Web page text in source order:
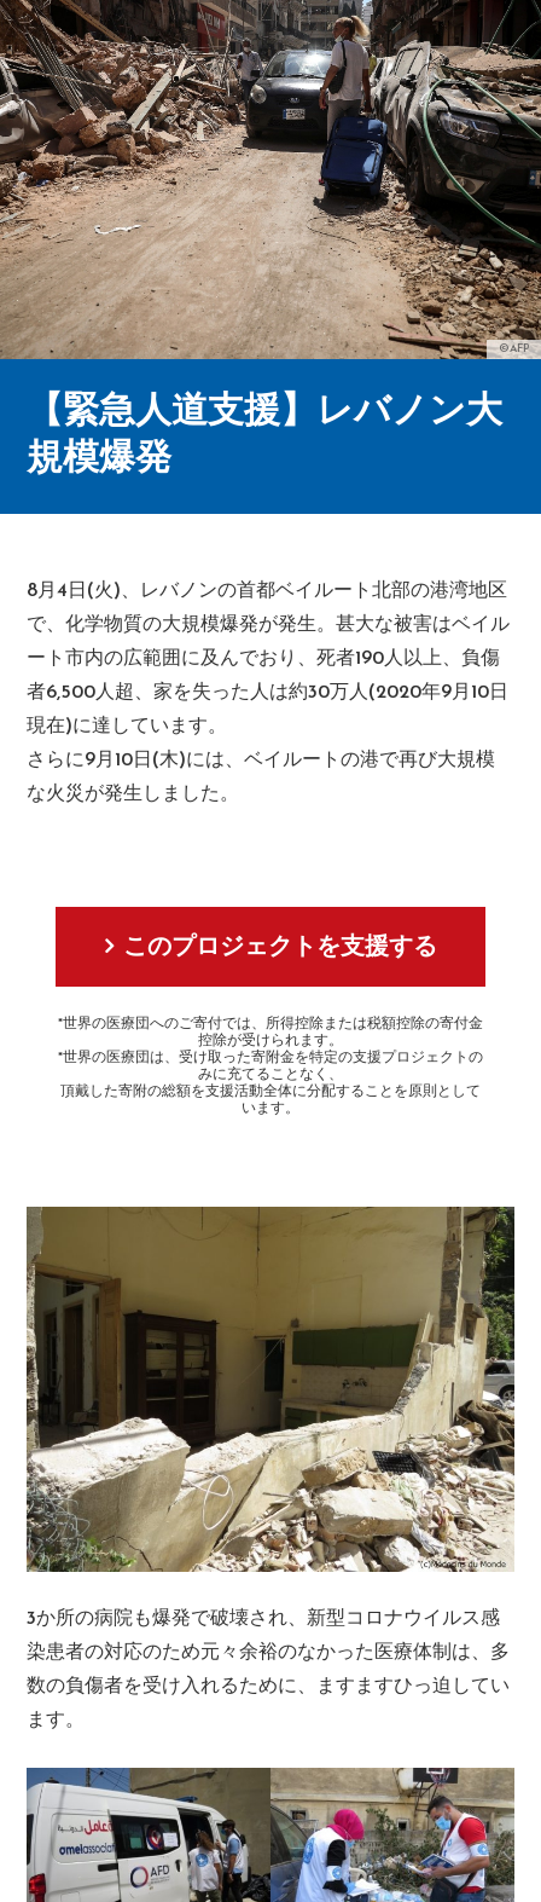
©AFP
【緊急人道支援】レバノン大
規模爆発
8月4日(火)、レバノンの首都ベイルート北部の港湾地区
で、化学物質の大規模爆発が発生。甚大な被害はベイル
ート市内の広範囲に及んでおり、死者190人以上、負傷
者6,500人超、家を失った人は約30万人(2020年9月10日
現在)に達しています。
さらに9月10日(木)には、ベイルートの港で再び大規模
な火災が発生しました。
このプロジェクトを支援する
*世界の医療団へのご寄付では、所得控除または税額控除の寄付金
控除が受けられます。
*世界の医療団は、受け取った寄附金を特定の支援プロジェクトの
みに充てることなく、
頂戴した寄附の総額を支援活動全体に分配することを原則として
います。
3か所の病院も爆発で破壊され、新型コロナウイルス感
染患者の対応のため元々余裕のなかった医療体制は、多
数の負傷者を受け入れるために、ますますひっ迫してい
ます。